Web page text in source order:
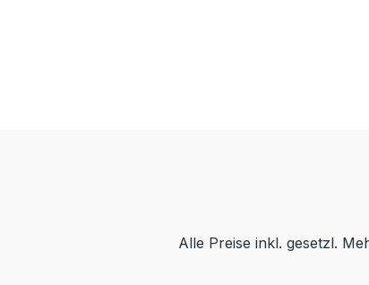
Alle Preise inkl. gesetzl.